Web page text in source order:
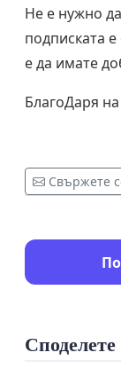
Не е нужно
подписката
е да имате
БлагоДаря
Свържете